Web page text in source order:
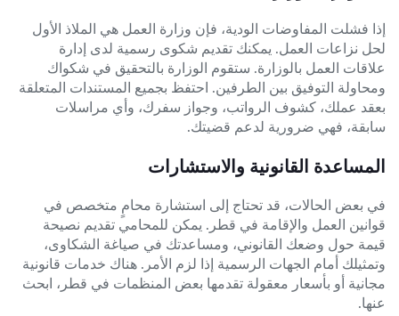
إذا فشلت المفاوضات الودية، فإن وزارة العمل هي الملاذ الأول
لحل نزاعات العمل. يمكنك تقديم شكوى رسمية لدى إدارة
علاقات العمل بالوزارة. ستقوم الوزارة بالتحقيق في شكواك
ومحاولة التوفيق بين الطرفين. احتفظ بجميع المستندات المتعلقة
بعقد عملك، كشوف الرواتب، وجواز سفرك، وأي مراسلات
سابقة، فهي ضرورية لدعم قضيتك.
المساعدة القانونية والاستشارات
في بعض الحالات، قد تحتاج إلى استشارة محامٍ متخصص في
قوانين العمل والإقامة في قطر. يمكن للمحامي تقديم نصيحة
قيمة حول وضعك القانوني، ومساعدتك في صياغة الشكاوى،
وتمثيلك أمام الجهات الرسمية إذا لزم الأمر. هناك خدمات قانونية
مجانية أو بأسعار معقولة تقدمها بعض المنظمات في قطر، ابحث
عنها.